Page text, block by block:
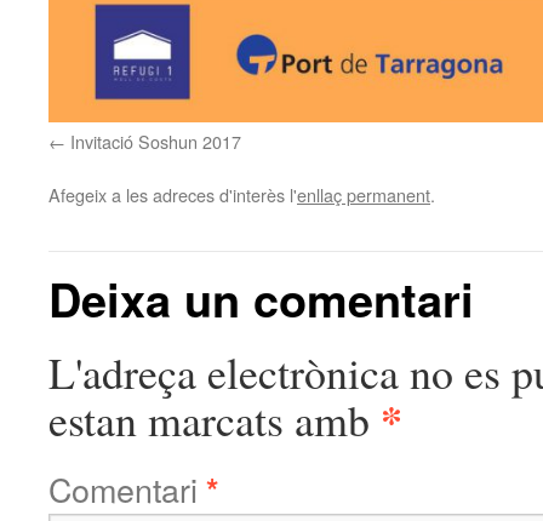
Invitació Soshun 2017
Afegeix a les adreces d'interès l'enllaç permanent.
Deixa un comentari
L'adreça electrònica no es
estan marcats amb *
Comentari *